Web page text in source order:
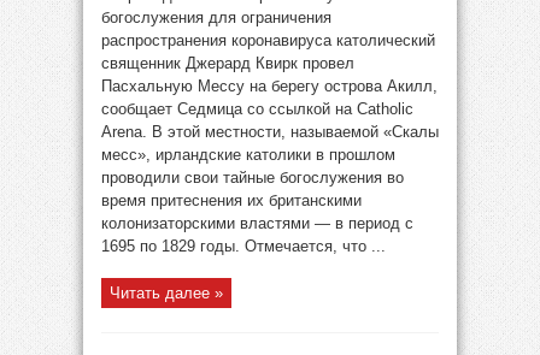
богослужения для ограничения
распространения коронавируса католический
священник Джерард Квирк провел
Пасхальную Мессу на берегу острова Акилл,
сообщает Седмица со ссылкой на Catholic
Arena. В этой местности, называемой «Скалы
месс», ирландские католики в прошлом
проводили свои тайные богослужения во
время притеснения их британскими
колонизаторскими властями — в период с
1695 по 1829 годы. Отмечается, что ...
Читать далее »